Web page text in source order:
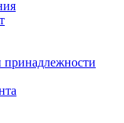
принадлежности